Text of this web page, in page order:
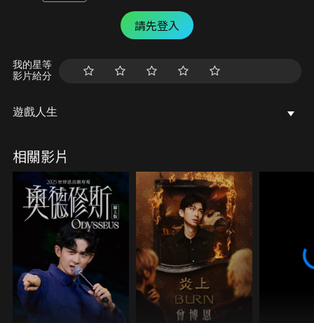
請先登入
我的星等
影片給分
遊戲人生
相關影片